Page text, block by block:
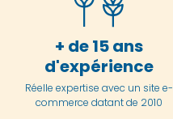
+ de 15 ans
d'expérience
Réelle expertise avec un site e-
commerce datant de 2010